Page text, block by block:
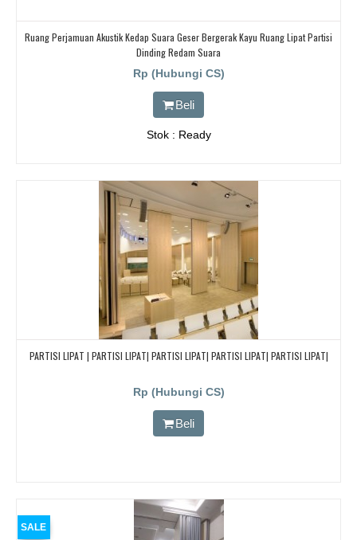
Ruang Perjamuan Akustik Kedap Suara Geser Bergerak Kayu Ruang Lipat Partisi
Dinding Redam Suara
Rp (Hubungi CS)
Beli
Stok : Ready
PARTISI LIPAT | PARTISI LIPAT| PARTISI LIPAT| PARTISI LIPAT| PARTISI LIPAT|
Rp (Hubungi CS)
Beli
SALE